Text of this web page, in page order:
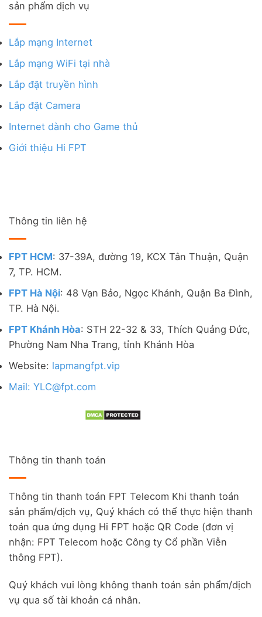
sản phẩm dịch vụ
Lắp mạng Internet
Lắp mạng WiFi tại nhà
Lắp đặt truyền hình
Lắp đặt Camera
Internet dành cho Game thủ
Giới thiệu Hi FPT
Thông tin liên hệ
FPT HCM: 37-39A, đường 19, KCX Tân Thuận, Quận
7, TP. HCM.
FPT Hà Nội: 48 Vạn Bảo, Ngọc Khánh, Quận Ba Đình,
TP. Hà Nội.
FPT Khánh Hòa: STH 22-32 & 33, Thích Quảng Đức,
Phường Nam Nha Trang, tỉnh Khánh Hòa
Website: lapmangfpt.vip
Mail: YLC@fpt.com
Thông tin thanh toán
Thông tin thanh toán FPT Telecom Khi thanh toán
sản phẩm/dịch vụ, Quý khách có thể thực hiện thanh
toán qua ứng dụng Hi FPT hoặc QR Code (đơn vị
nhận: FPT Telecom hoặc Công ty Cổ phần Viễn
thông FPT).
Quý khách vui lòng không thanh toán sản phẩm/dịch
vụ qua số tài khoản cá nhân.